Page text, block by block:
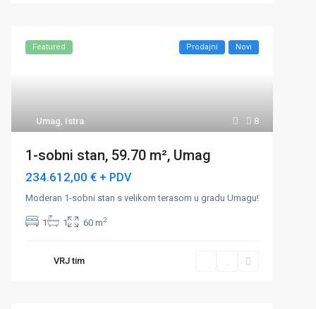
8
Umag, Istra
Featured Prodajni Novi
1-sobni stan, 59.70 m², Umag
234.612,00 € + PDV
Moderan 1-sobni stan s velikom terasom u gradu Umagu!
1 1 60 m2
VRJ tim